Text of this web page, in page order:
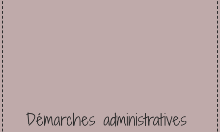
Démarches administratives